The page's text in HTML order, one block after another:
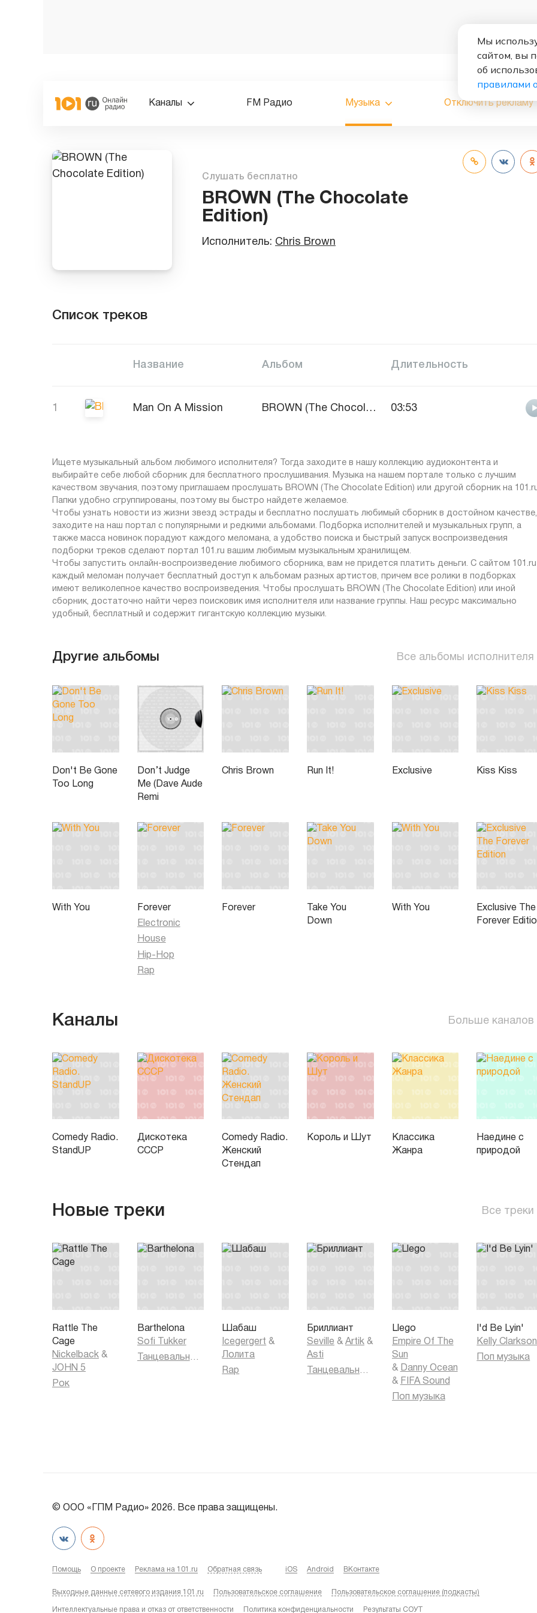
Каналы FM Радио Музыка Отключить рекламу
Слушать бесплатно
BROWN (The Chocolate
Edition)
Исполнитель: Chris Brown
Список треков
Название Альбом Длительность
1 Man On A Mission BROWN (The Chocolate Edition) 03:53
Ищете музыкальный альбом любимого исполнителя? Тогда заходите в нашу коллекцию аудиоконтента и
выбирайте себе любой сборник для бесплатного прослушивания. Музыка на нашем портале только с лучшим
качеством звучания, поэтому приглашаем прослушать BROWN (The Chocolate Edition) или другой сборник на
Папки удобно сгруппированы, поэтому вы быстро найдете желаемое.
Чтобы узнать новости из жизни звезд эстрады и бесплатно послушать любимый сборник в достойном качестве,
заходите на наш портал с популярными и редкими альбомами. Подборка исполнителей и музыкальных групп, а
также масса новинок порадуют каждого меломана, а удобство поиска и быстрый запуск воспроизведения
подборки треков сделают портал 101.ru вашим любимым музыкальным хранилищем.
Чтобы запустить онлайн-воспроизведение любимого сборника, вам не придется платить деньги. С сайтом 101.ru
каждый меломан получает бесплатный доступ к альбомам разных артистов, причем все ролики в подборках
имеют великолепное качество воспроизведения. Чтобы прослушать BROWN (The Chocolate Edition) или иной
сборник, достаточно найти через поисковик имя исполнителя или название группы. Наш ресурс максимально
удобный, бесплатный и содержит гигантскую коллекцию музыки.
Другие альбомы Все альбомы исполнителя
Don't Be Gone
Too Long
Don’t Judge
Me (Dave Aude
Remi
Chris Brown Run It! Exclusive Kiss Kiss
With You
Forever
Electronic
House
Hip-Hop
Rap
Forever
Take You
Down
With You
Exclusive The
Forever
Каналы Больше каналов
Comedy Radio.
StandUP
Дискотека
СССР
Comedy Radio.
Женский
Стендап
Король и Шут
Классика
Жанра
Наедине с
природой
Новые треки Все треки
Rattle The
Cage
Nickelback &
JOHN 5
Рок
Barthelona
Sofi Tukker
Танцевальная музыка
Шабаш
Icegergert &
Лолита
Rap
Бриллиант
Seville & Artik &
Asti
Танцевальная музыка
Llego
Empire Of The
Sun
& Danny Ocean
& FIFA Sound
Поп музыка
I'd Be Lyin'
Kelly Clarkson
Поп музыка
© ООО «ГПМ Радио» 2026. Все права защищены.
Помощь О проекте Реклама на 101.ru Обратная связь iOS Android ВКонтакте
Выходные данные сетевого издания 101.ru Пользовательское соглашение Пользовательское соглашение (подкасты)
Интеллектуальные права и отказ от ответственности Политика конфиденциальности Результаты СОУТ
Мы
сайтом, вы
об
правилами